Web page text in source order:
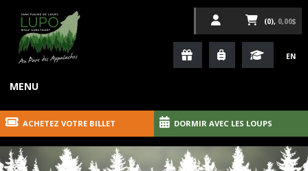
(0), 0,00$
EN
MENU
ACHETEZ VOTRE BILLET DORMIR AVEC LES LOUPS